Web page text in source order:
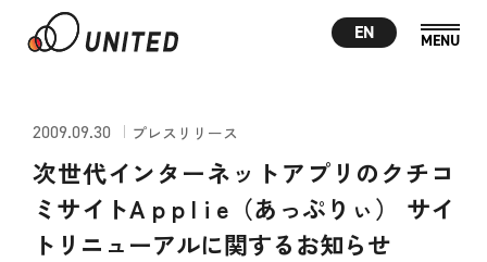
EN
2009.09.30 プレスリリース
次世代インターネットアプリのクチコ
ミサイトA p p l i e（あっぷりぃ） サイ
トリニューアルに関するお知らせ